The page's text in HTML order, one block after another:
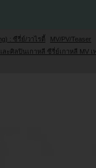
: ซีรี่ย์/วาไรตี้
MV/PV/Teaser
ละศิลปินเกาหลี ซีรี่ย์เกาหลี MV